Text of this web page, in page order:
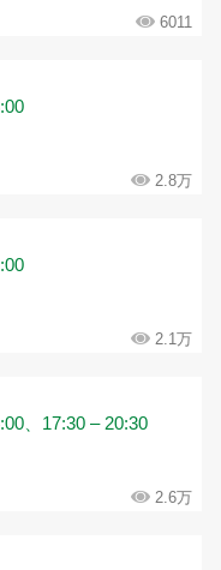
6011
2.8万
2.1万
、17:30 – 20:30
2.6万